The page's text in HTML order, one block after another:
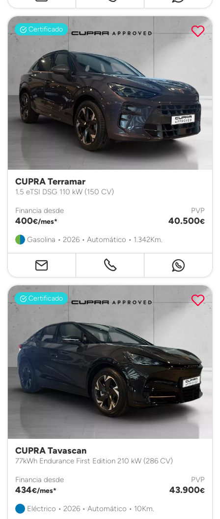
Certificado
CUPRA Terramar
1.5 eTSI DSG 110 kW (150 CV)
Financia desde
400€/mes*
PVP
40.500€
Gasolina • 2026 • Automático • 1.342Km.
Certificado
CUPRA Tavascan
77kWh Endurance First Edition 210 kW (286 CV)
Financia desde
434€/mes*
PVP
43.900€
Eléctrico • 2026 • Automático • 10Km.